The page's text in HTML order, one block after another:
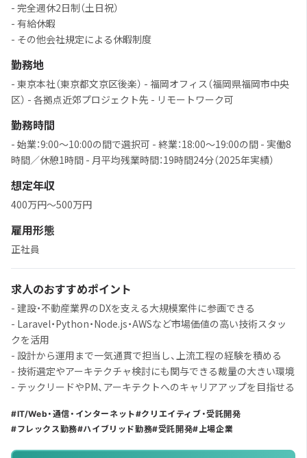
- 完全週休2日制（土日祝）
- 有給休暇
- その他会社規定による休暇制度
勤務地
- 東京本社（東京都文京区後楽） - 福岡オフィス（福岡県福岡市中央
区） - 各拠点近郊プロジェクト先 - リモートワーク可
勤務時間
- 始業：9:00〜10:00の間で選択可 - 終業：18:00〜19:00の間 - 実働8
時間／休憩1時間 - 月平均残業時間：19時間24分（2025年実績）
想定年収
400万円～500万円
雇用形態
正社員
求人のおすすめポイント
- 建設・不動産業界のDXを支える大規模案件に参画できる
- Laravel・Python・Node.js・AWSなど市場価値の高い技術スタッ
クを活用
- 設計から運用まで一気通貫で担当し、上流工程の経験を積める
- 技術選定やアーキテクチャ検討にも関与できる裁量の大きい環境
- テックリードやPM、アーキテクトへのキャリアアップを目指せる
IT/Web・通信・インターネット
クリエイティブ・受託開発
フレックス勤務 ハイブリッド勤務 受託開発 上場企業